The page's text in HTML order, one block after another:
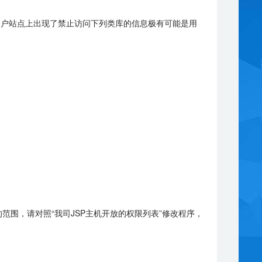
站点上出现了禁止访问下列类库的信息极有可能是用
，请对照“我司JSP主机开放的权限列表”修改程序，